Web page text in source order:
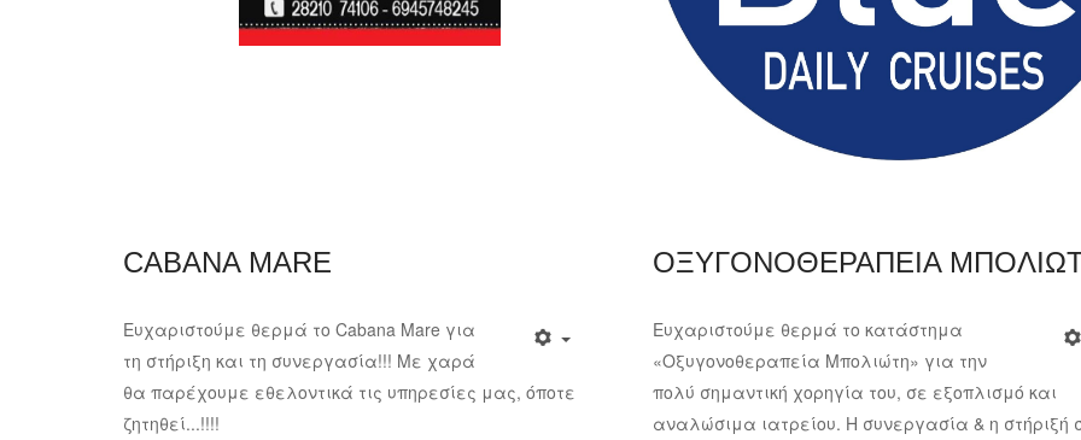
CABANA MARE
Ευχαριστούμε θερμά το Cabana Mare για
τη στήριξη και τη συνεργασία!!! Με χαρά
θα παρέχουμε εθελοντικά τις υπηρεσίες μας, όποτε
ζητηθεί...!!!!
ΟΞΥΓΟΝΟΘΕΡΑΠΕΙΑ
Ευχαριστούμε θερμά το κατάστημα
«Οξυγονοθεραπεία Μπολιώτη» για την
πολύ σημαντική χορηγία του, σε εξοπλισμό και
αναλώσιμα ιατρείου. Η συνεργασία & η στήριξή